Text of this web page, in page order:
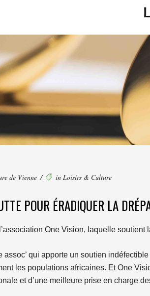
de Vienne in Loisirs & Culture
POUR ÉRADIQUER LA
One Vision, laquelle
assoc’ qui apporte un soutien
les populations africaines. Et One
et d’une meilleure prise en charge